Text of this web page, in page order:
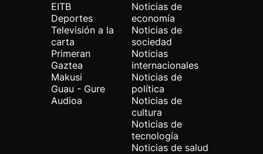
EITB
Deportes
Televisión a la
carta
Primeran
Gaztea
Makusi
Guau - Gure
Audioa
Noticias de
economía
Noticias de
sociedad
Noticias
internacionales
Noticias de
política
Noticias de
cultura
Noticias de
tecnología
Noticias de salud